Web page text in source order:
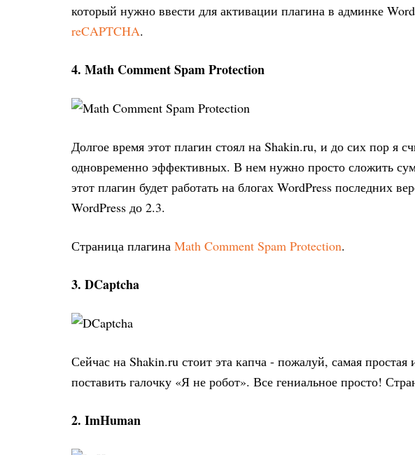
который нужно ввести для активации плагина в админке
reCAPTCHA.
4. Math Comment Spam Protection
Долгое время этот плагин стоял на Shakin.ru, и до сих пор я
одновременно эффективных. В нем нужно просто сложить
этот плагин будет работать на блогах WordPress последних
WordPress до 2.3.
Страница плагина Math Comment Spam Protection.
3. DCaptcha
Сейчас на Shakin.ru стоит эта капча - пожалуй, самая
поставить галочку «Я не робот». Все гениальное просто!
2. ImHuman